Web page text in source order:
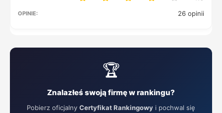
26 opinii
🏆
Znalazłeś swoją firmę w rankingu?
Pobierz oficjalny Certyfikat Rankingowy i pochwal się